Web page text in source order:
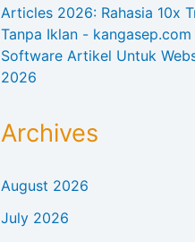
Articles 2026: Rahasia 10x
Tanpa Iklan - kangasep.com
Software Artikel Untuk
2026
Archives
August 2026
July 2026